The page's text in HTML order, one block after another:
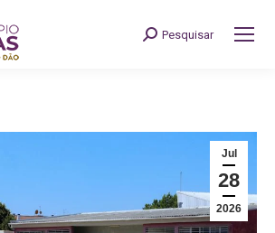
Search:
Pesquisar
Jul
28
2026